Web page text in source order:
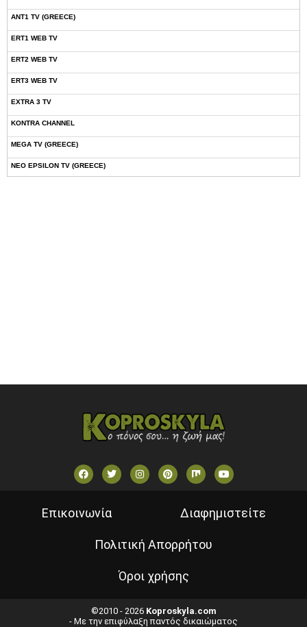
ANT1 TV (GREECE)
ERT1 WEB TV
ERT2 WEB TV
ERT3 WEB TV
EXTRA 3 TV
KONTRA CHANNEL
MEGA TV (GREECE)
NEO EPSILON TV (GREECE)
Επικοινωνία Διαφημιστείτε
Πολιτική Απορρήτου
Όροι χρήσης
©2010 - 2026 Koproskyla.com
- Με την επιφύλαξη παντός δικαιώματος